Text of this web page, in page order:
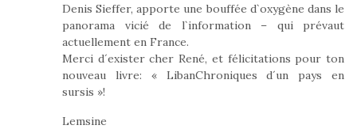
Denis Sieffer, apporte une bouffée d`oxygène dans le
panorama vicié de l`information – qui prévaut
actuellement en France.
Merci d´exister cher René, et félicitations pour ton
nouveau livre: « LibanChroniques d´un pays en
sursis »!
Lemsine